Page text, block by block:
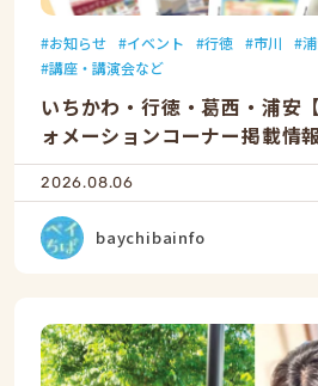
お知らせ イベント 行徳 市川
講座・講演会など
いちかわ・行徳・葛西・浦安
ォメーションコーナー掲載情
2026.08.06
baychibainfo